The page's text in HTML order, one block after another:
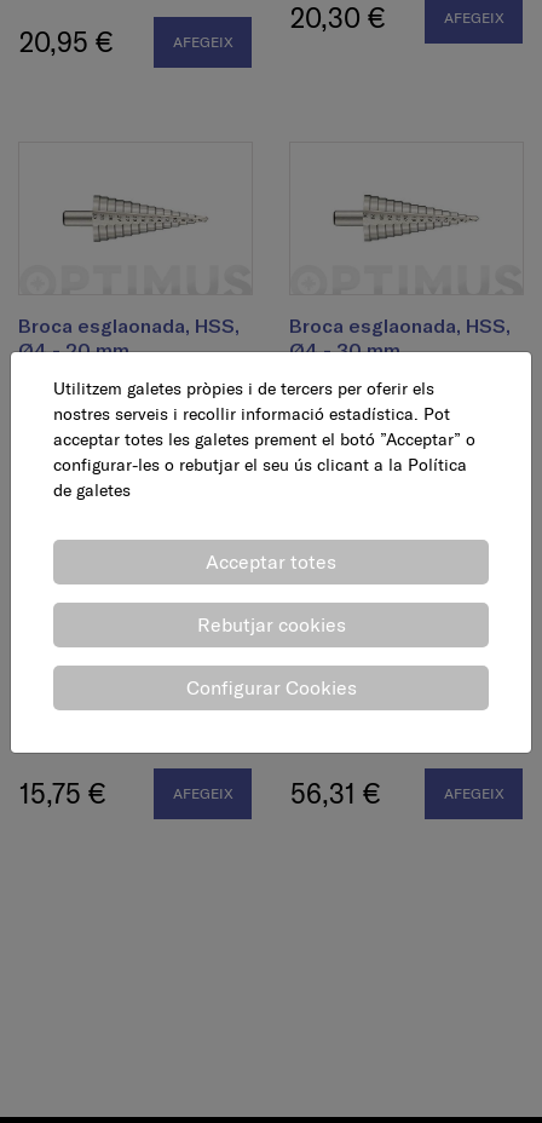
20,95 € AFEGEIX
20,30 € AFEGEIX
Broca esglaonada, HSS,
Ø4 - 20 mm
23,95 € AFEGEIX
Broca esglaonada, HSS,
Ø4 - 30 mm
42,44 € AFEGEIX
Broca esglaonada, HSS,
15,75 € AFEGEIX
Broca esglaonada, HSS,
56,31 € AFEGEIX
Utilitzem galetes pròpies i de tercers per oferir els
nostres serveis i recollir informació estadística. Pot
acceptar totes les galetes prement el botó ”Acceptar” o
configurar-les o rebutjar el seu ús clicant a la Política
de galetes
Acceptar totes
Rebutjar cookies
Configurar Cookies